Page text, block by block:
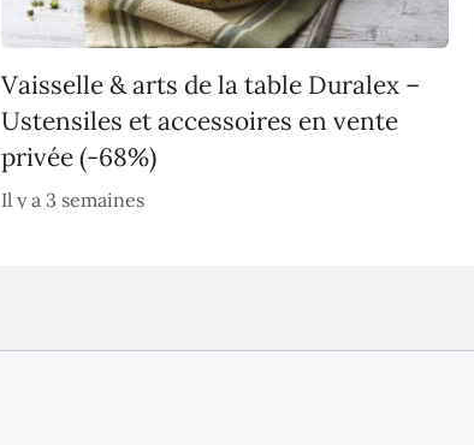
Vaisselle & arts de la table Duralex –
Ustensiles et accessoires en vente
privée (-68%)
Il y a 3 semaines